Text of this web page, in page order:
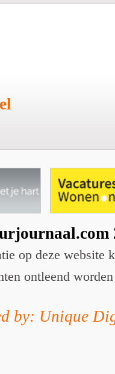
op deze website
ontleend worden
by: Unique